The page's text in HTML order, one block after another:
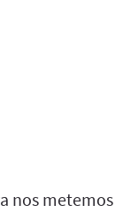
nos metemos